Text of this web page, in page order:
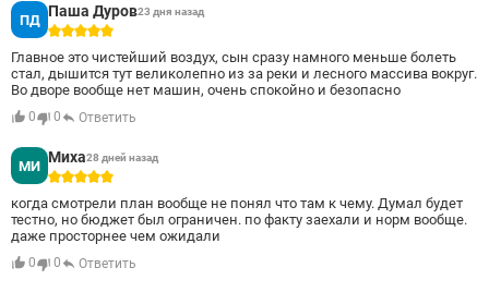
ПД
Паша Дуров23 дня назад
5
Главное это чистейший воздух, сын сразу намного меньше болеть
стал, дышится тут великолепно из за реки и лесного массива вокруг.
Во дворе вообще нет машин, очень спокойно и безопасно
0 0 Ответить
МИ
Миха28 дней назад
5
когда смотрели план вообще не понял что там к чему. Думал будет
тестно, но бюджет был ограничен. по факту заехали и норм вообще.
даже просторнее чем ожидали
0 0 Ответить